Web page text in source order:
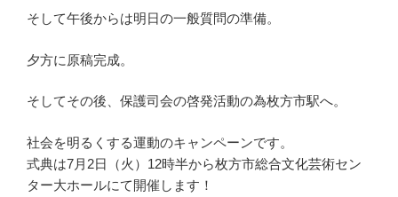
そして午後からは明日の一般質問の準備。
夕方に原稿完成。
そしてその後、保護司会の啓発活動の為枚方市駅へ。
社会を明るくする運動のキャンペーンです。
式典は7月2日（火）12時半から枚方市総合文化芸術セン
ター大ホールにて開催します！